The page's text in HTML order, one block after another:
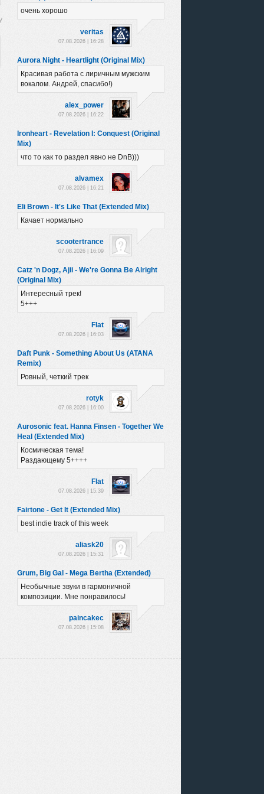
очень хорошо
veritas
07.08.2026 | 16:28
Aurora Night - Heartlight (Original Mix)
Красивая работа с лиричным мужским
вокалом. Андрей, спасибо!)
alex_power
07.08.2026 | 16:22
Ironheart - Revelation I: Conquest (Original
Mix)
что то как то раздел явно не DnB)))
alvamex
07.08.2026 | 16:21
Eli Brown - It's Like That (Extended Mix)
Качает нормально
scootertrance
07.08.2026 | 16:09
Catz 'n Dogz, Ajii - We're Gonna Be Alright
(Original Mix)
Интересный трек!
5+++
Flat
07.08.2026 | 16:03
Daft Punk - Something About Us (ATANA
Remix)
Ровный, четкий трек
rotyk
07.08.2026 | 16:00
Aurosonic feat. Hanna Finsen - Together We
Heal (Extended Mix)
Космическая тема!
Раздающему 5++++
Flat
07.08.2026 | 15:39
Fairtone - Get It (Extended Mix)
best indie track of this week
aliask20
07.08.2026 | 15:31
Grum, Big Gal - Mega Bertha (Extended)
Необычные звуки в гармоничной
композиции. Мне понравилось!
paincakec
07.08.2026 | 15:08